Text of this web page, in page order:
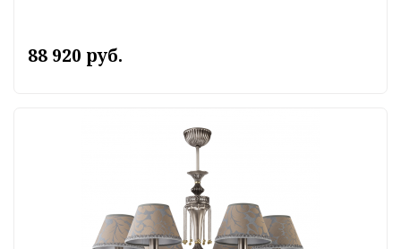
88 920 руб.